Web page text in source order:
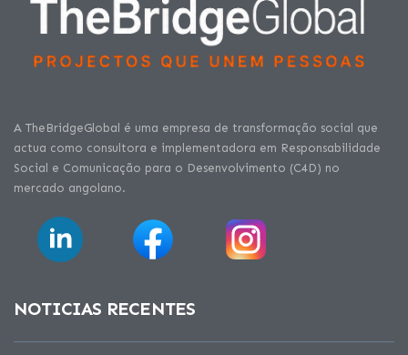
A TheBridgeGlobal é uma empresa de transformação social que
actua como consultora e implementadora em Responsabilidade
Social e Comunicação para o Desenvolvimento (C4D) no
mercado angolano.
NOTICIAS RECENTES